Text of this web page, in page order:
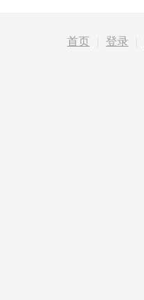
首页 登录